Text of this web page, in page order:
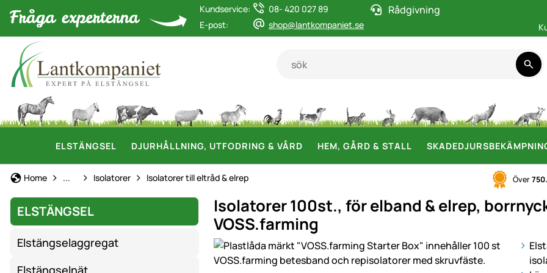
Kundservice:
08- 420 027 89
E-post:
shop@lantkompaniet.se
Rådgivning
ELSTÄNGSEL DJURHÅLLNING, UTFODRING & VÅRD HEM, GÅRD & STALL
Home Elstängsel
... Isolatorer Isolatorer till eltråd & elrep Över
ELSTÄNGSEL
Elstängselaggregat
Elstängselnät
Isolatorer 100st., för elband & elrep,
VOSS.farming
Produktgaleri